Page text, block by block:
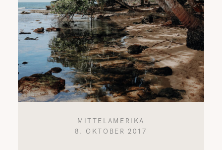
MITTELAMERIKA
8. OKTOBER 2017